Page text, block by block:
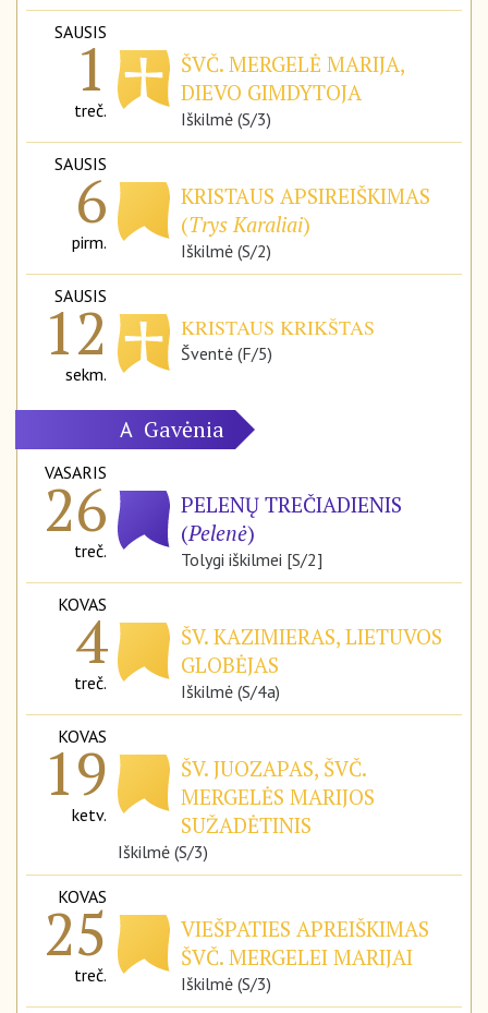
SAUSIS
1
treč.
ŠVČ. MERGELĖ MARIJA,
DIEVO GIMDYTOJA
Iškilmė (S/3)
SAUSIS
6
pirm.
KRISTAUS APSIREIŠKIMAS
(Trys Karaliai)
Iškilmė (S/2)
SAUSIS
12
sekm.
KRISTAUS KRIKŠTAS
Šventė (F/5)
A Gavėnia
VASARIS
26
treč.
PELENŲ TREČIADIENIS
(Pelenė)
Tolygi iškilmei [S/2]
KOVAS
4
treč.
ŠV. KAZIMIERAS, LIETUVOS
GLOBĖJAS
Iškilmė (S/4a)
KOVAS
19
ketv.
ŠV. JUOZAPAS, ŠVČ.
MERGELĖS MARIJOS
SUŽADĖTINIS
Iškilmė (S/3)
KOVAS
25
treč.
VIEŠPATIES APREIŠKIMAS
ŠVČ. MERGELEI MARIJAI
Iškilmė (S/3)